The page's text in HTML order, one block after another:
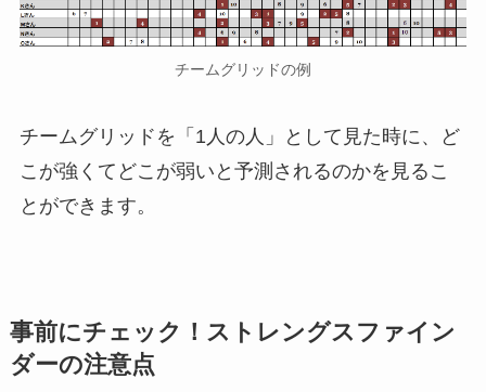
チームグリッドの例
チームグリッドを「1人の人」として見た時に、ど
こが強くてどこが弱いと予測されるのかを見るこ
とができます。
事前にチェック！ストレングスファイン
ダーの注意点